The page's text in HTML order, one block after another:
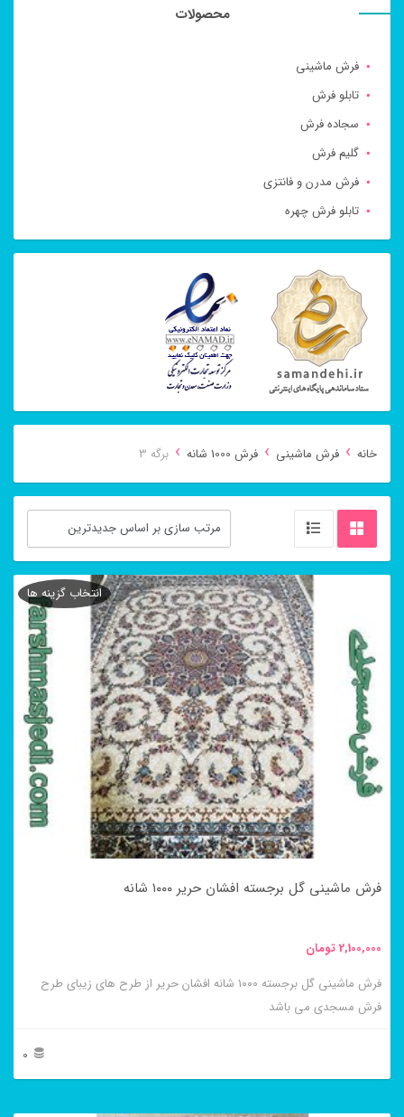
محصولات
فرش ماشینی
تابلو فرش
سجاده فرش
گلیم فرش
فرش مدرن و فانتزی
تابلو فرش چهره
خانه › فرش ماشینی › فرش 1000 شانه › برگه 3
فرش ماشینی گل برجسته افشان حریر ۱۰۰۰ شانه
2,100,000تومان
فرش ماشینی گل برجسته ۱۰۰۰ شانه افشان حریر از طرح های زیبای طرح
فرش مسجدی می باشد
0
انتخاب گزینه ها